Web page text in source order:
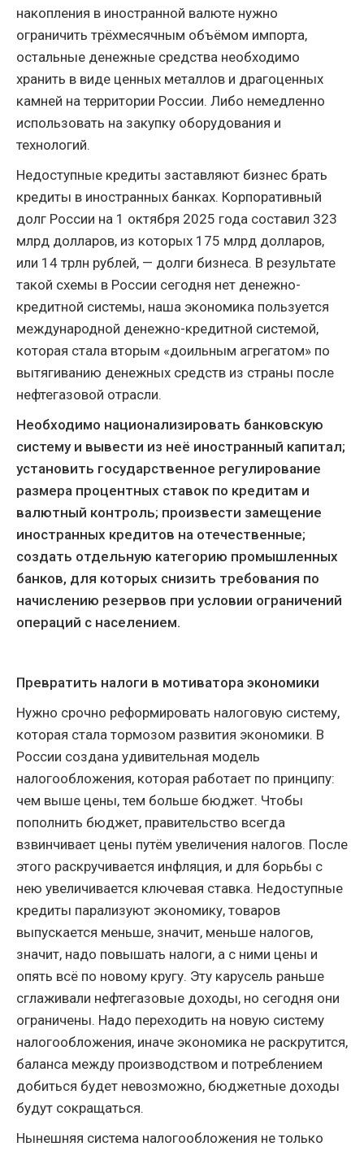
накопления в иностранной валюте нужно
ограничить трёхмесячным объёмом импорта,
остальные денежные средства необходимо
хранить в виде ценных металлов и драгоценных
камней на территории России. Либо немедленно
использовать на закупку оборудования и
технологий.
Недоступные кредиты заставляют бизнес брать
кредиты в иностранных банках. Корпоративный
долг России на 1 октября 2025 года составил 323
млрд долларов, из которых 175 млрд долларов,
или 14 трлн рублей, — долги бизнеса. В результате
такой схемы в России сегодня нет денежно-
кредитной системы, наша экономика пользуется
международной денежно-кредитной системой,
которая стала вторым «доильным агрегатом» по
вытягиванию денежных средств из страны после
нефтегазовой отрасли.
Необходимо национализировать банковскую
систему и вывести из неё иностранный капитал;
установить государственное регулирование
размера процентных ставок по кредитам и
валютный контроль; произвести замещение
иностранных кредитов на отечественные;
создать отдельную категорию промышленных
банков, для которых снизить требования по
начислению резервов при условии ограничений
операций с населением.
Превратить налоги в мотиватора экономики
Нужно срочно реформировать налоговую систему,
которая стала тормозом развития экономики. В
России создана удивительная модель
налогообложения, которая работает по принципу:
чем выше цены, тем больше бюджет. Чтобы
пополнить бюджет, правительство всегда
взвинчивает цены путём увеличения налогов. После
этого раскручивается инфляция, и для борьбы с
нею увеличивается ключевая ставка. Недоступные
кредиты парализуют экономику, товаров
выпускается меньше, значит, меньше налогов,
значит, надо повышать налоги, а с ними цены и
опять всё по новому кругу. Эту карусель раньше
сглаживали нефтегазовые доходы, но сегодня они
ограничены. Надо переходить на новую систему
налогообложения, иначе экономика не раскрутится,
баланса между производством и потреблением
добиться будет невозможно, бюджетные доходы
будут сокращаться.
Нынешняя система налогообложения не только